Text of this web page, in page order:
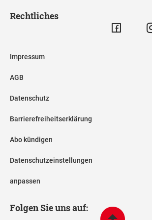
Rechtliches
Impressum
AGB
Datenschutz
Barrierefreiheitserklärung
Abo kündigen
Datenschutzeinstellungen
anpassen
Folgen Sie uns auf: